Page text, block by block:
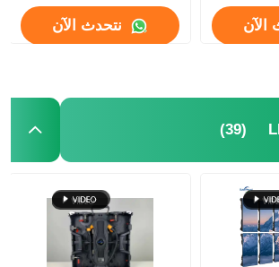
الآن نتحدث الآن
(39)